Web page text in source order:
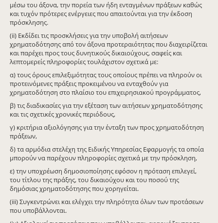
μέσω του άξονα, την πορεία των ήδη ενταγμένων πράξεων καθώς
και τυχόν πρότερες ενέργειες που απαιτούνται για την έκδοση
πρόσκλησης.
(ii) Εκδίδει τις προσκλήσεις για την υποβολή αιτήσεων
χρηματοδότησης από τον άξονα προτεραιότητας που διαχειρίζεται
και παρέχει προς τους δυνητικούς δικαιούχους, σαφείς και
λεπτομερείς πληροφορίες τουλάχιστον σχετικά με:
α) τους όρους επιλεξιμότητας τους οποίους πρέπει να πληρούν οι
προτεινόμενες πράξεις προκειμένου να ενταχθούν για
χρηματοδότηση στο πλαίσιο του επιχειρησιακού προγράμματος,
β) τις διαδικασίες για την εξέταση των αιτήσεων χρηματοδότησης
και τις σχετικές χρονικές περιόδους,
γ) κριτήρια αξιολόγησης για την ένταξη των προς χρηματοδότηση
πράξεων,
δ) τα αρμόδια στελέχη της Ειδικής Υπηρεσίας Εφαρμογής τα οποία
μπορούν να παρέχουν πληροφορίες σχετικά με την πρόσκληση,
ε) την υποχρέωση δημοσιοποίησης εφόσον η πρόταση επιλεγεί,
του τίτλου της πράξης, του δικαιούχου και του ποσού της
δημόσιας χρηματοδότησης που χορηγείται.
(iii) Συγκεντρώνει και ελέγχει την πληρότητα όλων των προτάσεων
που υποβάλλονται.